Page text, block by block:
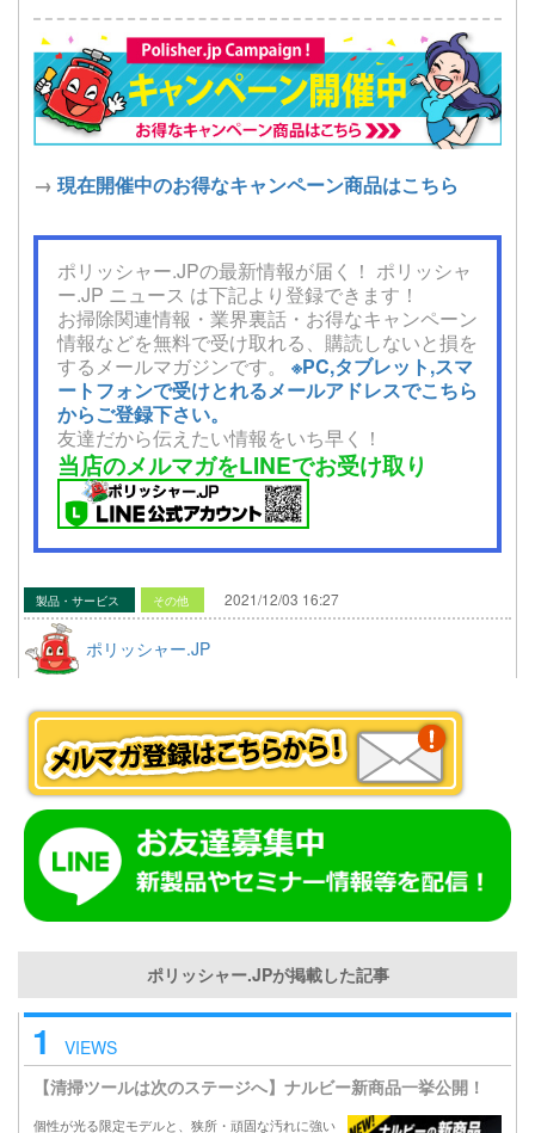
→ 現在開催中のお得なキャンペーン商品はこちら
ポリッシャー.JPの最新情報が届く！ ポリッシャ
ー.JP ニュース は下記より登録できます！
お掃除関連情報・業界裏話・お得なキャンペーン
情報などを無料で受け取れる、購読しないと損を
するメールマガジンです。 ※PC,タブレット,スマ
ートフォンで受けとれるメールアドレスでこちら
からご登録下さい。
友達だから伝えたい情報をいち早く！
当店のメルマガをLINEでお受け取り
製品・サービス その他 2021/12/03 16:27
ポリッシャー.JP
ポリッシャー.JPが掲載した記事
1
VIEWS
【清掃ツールは次のステージへ】ナルビー新商品一挙公開！
個性が光る限定モデルと、狭所・頑固な汚れに強い